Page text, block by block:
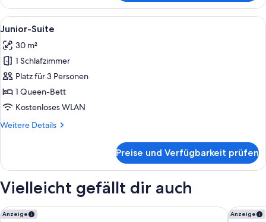
Suite
Alle
Fotos
für
Junior-
Suite
anzeigen
Ein Himmelbett mit Baldachin, ein
6
Junior-Suite
30 m²
1 Schlafzimmer
Platz für 3 Personen
1 Queen-Bett
Kostenloses WLAN
Weitere Details
Weitere
Suite
Preise und Verfügbarkeit prüfen
Vielleicht gefällt dir auch
Anzeige
Royal Mansour Marrakech Anzeige
Palais